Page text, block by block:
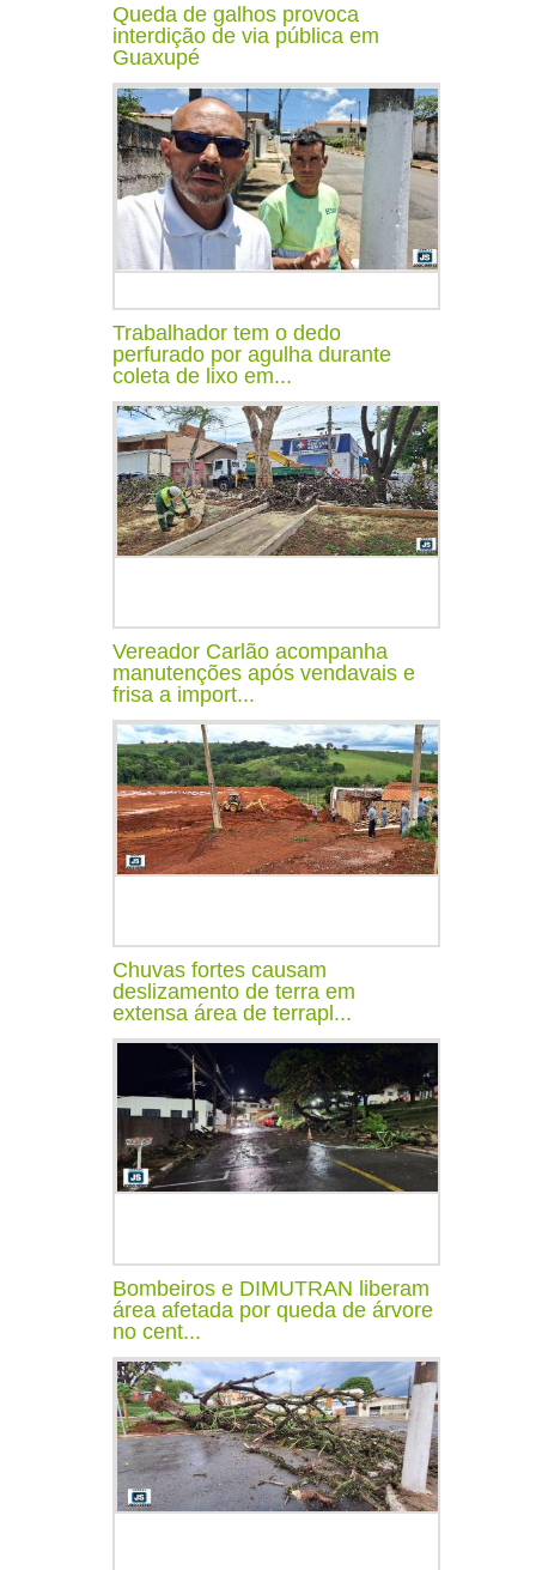
Queda de galhos provoca
interdição de via pública em
Guaxupé
Trabalhador tem o dedo
perfurado por agulha durante
coleta de lixo em...
Vereador Carlão acompanha
manutenções após vendavais e
frisa a import...
Chuvas fortes causam
deslizamento de terra em
extensa área de terrapl...
Bombeiros e DIMUTRAN liberam
área afetada por queda de árvore
no cent...